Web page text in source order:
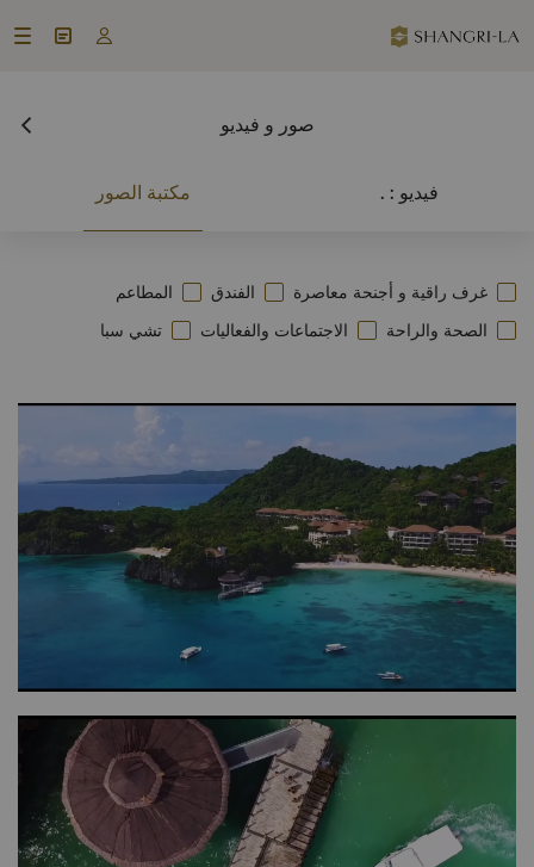



صور و فيديو
فيديو : . مكتبة الصور
غرف راقية و أجنحة معاصرة الفندق
المطاعم
الصحة والراحة
الاجتماعات والفعاليات تشي سبا